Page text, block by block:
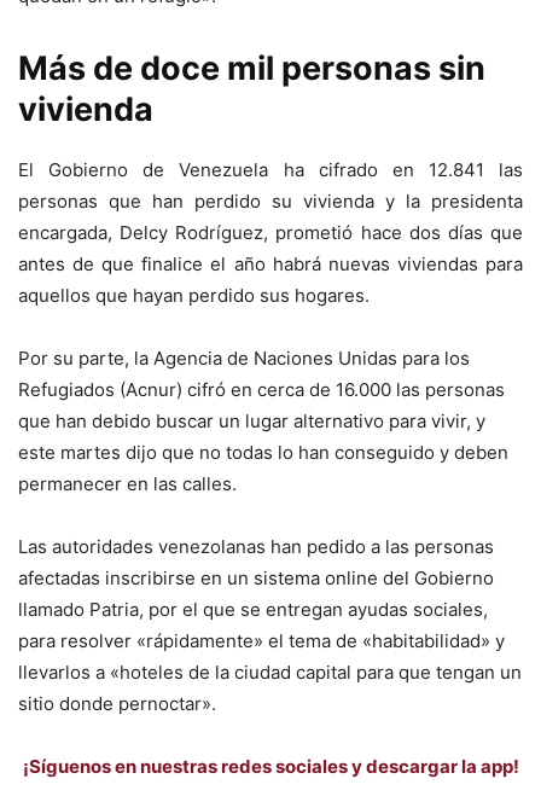
Más de doce mil personas sin
vivienda
El Gobierno de Venezuela ha cifrado en 12.841 las
personas que han perdido su vivienda y la presidenta
encargada, Delcy Rodríguez, prometió hace dos días que
antes de que finalice el año habrá nuevas viviendas para
aquellos que hayan perdido sus hogares.
Por su parte, la Agencia de Naciones Unidas para los
Refugiados (Acnur) cifró en cerca de 16.000 las personas
que han debido buscar un lugar alternativo para vivir, y
este martes dijo que no todas lo han conseguido y deben
permanecer en las calles.
Las autoridades venezolanas han pedido a las personas
afectadas inscribirse en un sistema online del Gobierno
llamado Patria, por el que se entregan ayudas sociales,
para resolver «rápidamente» el tema de «habitabilidad» y
llevarlos a «hoteles de la ciudad capital para que tengan un
sitio donde pernoctar».
¡Síguenos en nuestras redes sociales y descargar la app!